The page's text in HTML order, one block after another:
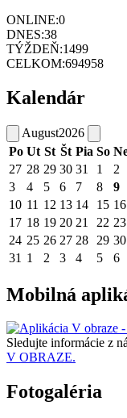
ONLINE:0
DNES:38
TÝŽDEŇ:1499
CELKOM:694958
Kalendár
August2026
Po Ut St Št Pia So
27 28 29 30 31 1
2
3
4 5 6 7 8
9
10 11 12 13 14 15 16
17 18 19 20 21 22 23
24 25 26 27 28 29 30
31 1 2 3 4 5 6
Mobilná
Sledujte informácie z
V OBRAZE.
Fotogaléria